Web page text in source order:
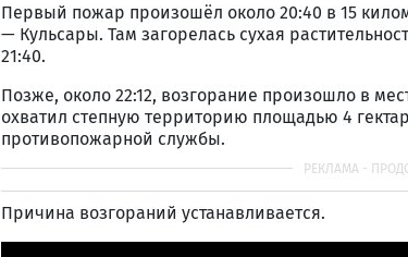
Первый пожар произошёл около 20:40 в 15
— Кульсары. Там загорелась сухая
21:40.
Позже, около 22:12, возгорание произошло в
охватил степную территорию площадью 4
противопожарной службы.
Причина возгораний устанавливается.